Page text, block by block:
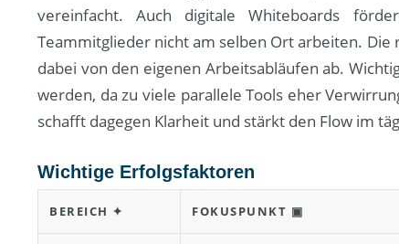
vereinfacht. Auch digitale Whiteboards
Teammitglieder nicht am selben Ort arbeiten. Die
dabei von den eigenen Arbeitsabläufen ab.
werden, da zu viele parallele Tools eher
schafft dagegen Klarheit und stärkt den Flow im
Wichtige Erfolgsfaktoren
BEREICH ✦ FOKUSPUNKT ▣